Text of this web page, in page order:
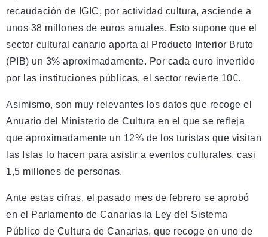
recaudación de IGIC, por actividad cultura, asciende a
unos 38 millones de euros anuales. Esto supone que el
sector cultural canario aporta al Producto Interior Bruto
(PIB) un 3% aproximadamente. Por cada euro invertido
por las instituciones públicas, el sector revierte 10€.
Asimismo, son muy relevantes los datos que recoge el
Anuario del Ministerio de Cultura en el que se refleja
que aproximadamente un 12% de los turistas que visitan
las Islas lo hacen para asistir a eventos culturales, casi
1,5 millones de personas.
Ante estas cifras, el pasado mes de febrero se aprobó
en el Parlamento de Canarias la Ley del Sistema
Público de Cultura de Canarias, que recoge en uno de